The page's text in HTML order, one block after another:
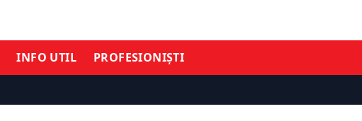
INFO UTIL PROFESIONIȘTI